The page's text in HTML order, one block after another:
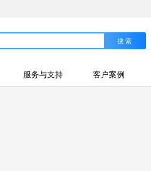
服务与支持 客户案例